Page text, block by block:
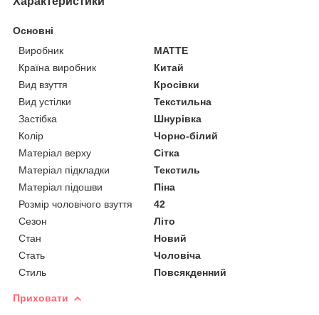
Основні
Виробник
MATTE
Країна виробник
Китай
Вид взуття
Кросівки
Вид устілки
Текстильна
Застібка
Шнурівка
Колір
Чорно-білий
Матеріал верху
Сітка
Матеріал підкладки
Текстиль
Матеріал підошви
Піна
Розмір чоловічого взуття
42
Сезон
Літо
Стан
Новий
Стать
Чоловіча
Стиль
Повсякденний
Приховати